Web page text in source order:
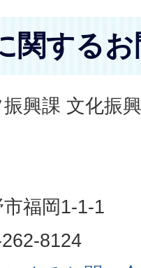
関する
興課 文化振
福岡1-1-1
8124